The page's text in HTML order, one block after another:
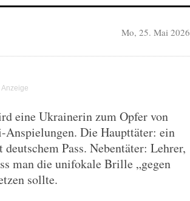
Mo, 25. Mai 2026
eine Ukrainerin zum Opfer von
Die Haupttäter: ein
Pass. Nebentäter: Lehrer,
man die unifokale Brille „gegen
sollte.